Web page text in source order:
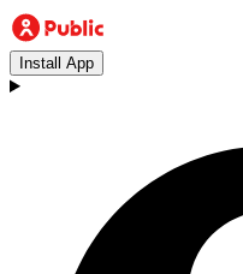
Install App